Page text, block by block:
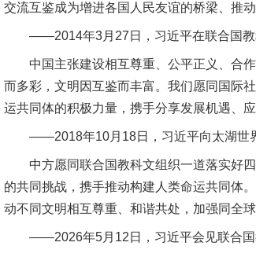
交流互鉴成为增进各国人民友谊的桥梁、推
——2014年3月27日，习近平在联合国教
中国主张建设相互尊重、公平正义、合作
而多彩，文明因互鉴而丰富。我们愿同国际
运共同体的积极力量，携手分享发展机遇、
——2018年10月18日，习近平向太湖世界
中方愿同联合国教科文组织一道落实好四
的共同挑战，携手推动构建人类命运共同体
动不同文明相互尊重、和谐共处，加强同全
——2026年5月12日，习近平会见联合国
完善运行机制助力责任有效落实